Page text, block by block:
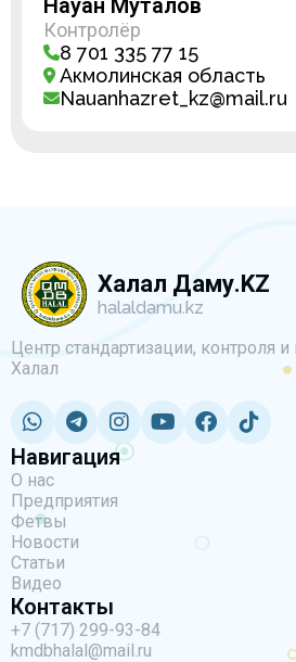
Науан Муталов
Контролёр
8 701 335 77 15
Акмолинская область
Nauanhazret_kz@mail.ru
Халал Даму.KZ
halaldamu.kz
Центр стандартизации, контроля
Халал
Навигация
О нас
Предприятия
Фетвы
Новости
Статьи
Видео
Контакты
+7 (717) 299-93-84
kmdbhalal@mail.ru